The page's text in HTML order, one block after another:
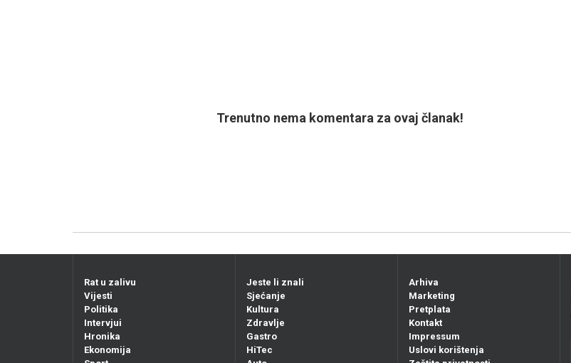
Trenutno nema komentara za ovaj članak!
Rat u zalivu
Vijesti
Politika
Intervjui
Hronika
Ekonomija
Jeste li znali
Sjećanje
Kultura
Zdravlje
Gastro
HiTec
Arhiva
Marketing
Pretplata
Kontakt
Impressum
Uslovi korištenja